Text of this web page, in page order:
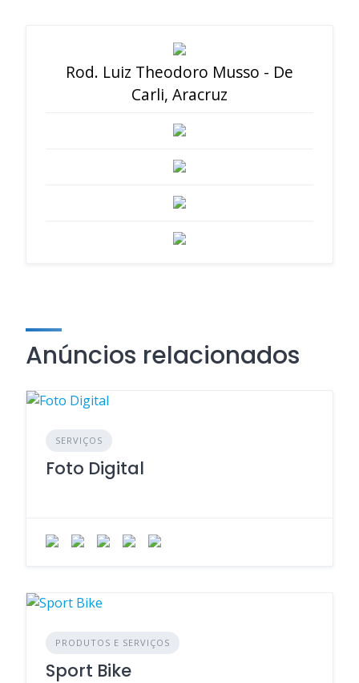
Rod. Luiz Theodoro Musso - De
Carli, Aracruz
Anúncios relacionados
SERVIÇOS
Foto Digital
PRODUTOS E SERVIÇOS
Sport Bike